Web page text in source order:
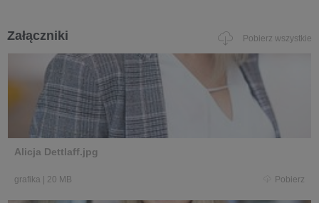
Załączniki Pobierz wszystkie
Alicja Dettlaff.jpg
grafika | 20 MB Pobierz